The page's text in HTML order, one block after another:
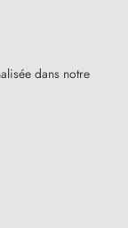
dans notre